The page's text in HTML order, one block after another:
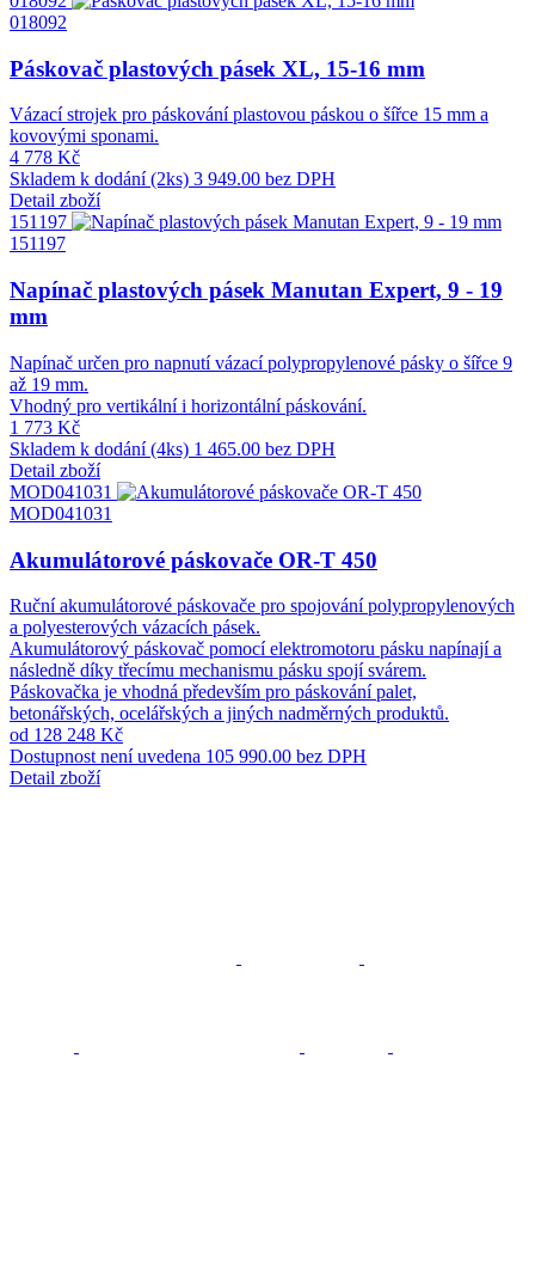
018092
Páskovač plastových pásek XL, 15-16 mm
Vázací strojek pro páskování plastovou páskou o šířce 15 mm a
kovovými sponami.
4 778 Kč
Skladem k dodání (2ks) 3 949.00 bez DPH
Detail zboží
151197
151197
Napínač plastových pásek Manutan Expert, 9 - 19
mm
Napínač určen pro napnutí vázací polypropylenové pásky o šířce 9
až 19 mm.
Vhodný pro vertikální i horizontální páskování.
1 773 Kč
Skladem k dodání (4ks) 1 465.00 bez DPH
Detail zboží
MOD041031
MOD041031
Akumulátorové páskovače OR-T 450
Ruční akumulátorové páskovače pro spojování polypropylenových
a polyesterových vázacích pásek.
Akumulátorový páskovač pomocí elektromotoru pásku napínají a
následně díky třecímu mechanismu pásku spojí svárem.
Páskovačka je vhodná především pro páskování palet,
betonářských, ocelářských a jiných nadměrných produktů.
od 128 248 Kč
Dostupnost není uvedena 105 990.00 bez DPH
Detail zboží